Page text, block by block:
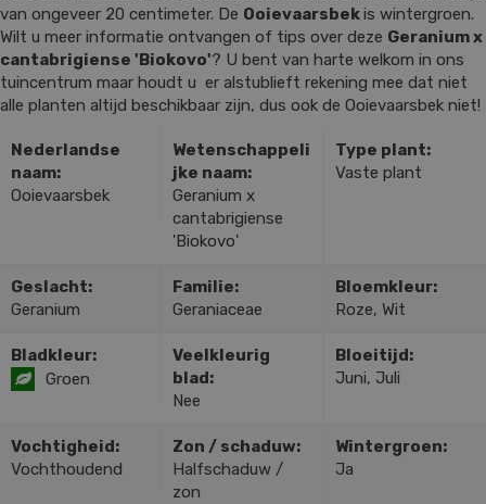
van ongeveer 20 centimeter. De Ooievaarsbekis wintergroen.
Wilt u meer informatie ontvangen of tips over deze Geranium x
cantabrigiense 'Biokovo'? U bent van harte welkom in ons
tuincentrum maar houdt u er alstublieft rekening mee dat niet
alle planten altijd beschikbaar zijn, dus ook de Ooievaarsbek niet!
Nederlandse
naam:
Ooievaarsbek
Wetenschappeli
jke naam:
Geranium x
cantabrigiense
'Biokovo'
Type plant:
Vaste plant
Geslacht:
Geranium
Familie:
Geraniaceae
Bloemkleur:
Roze, Wit
Bladkleur:
Groen
Veelkleurig
blad:
Nee
Bloeitijd:
Juni, Juli
Vochtigheid:
Vochthoudend
Zon / schaduw:
Halfschaduw /
zon
Wintergroen:
Ja